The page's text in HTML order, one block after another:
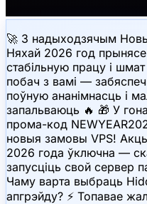
🚀 З надыходзячым
Няхай 2026 год
стабільную працу і
побач з вамі —
поўную ананімнасць і
запальваюць 🔥 🎁 У
прома-код
новыя замовы VPS!
2026 года ўключна —
запусціць свой сервер
Чаму варта выбраць
апгрэйду? ⚡️ Топавае